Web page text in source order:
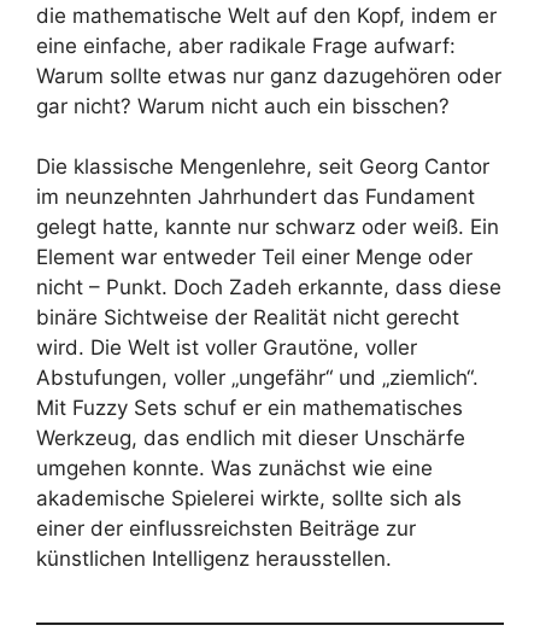
die mathematische Welt auf den Kopf, indem er
eine einfache, aber radikale Frage aufwarf:
Warum sollte etwas nur ganz dazugehören oder
gar nicht? Warum nicht auch ein bisschen?
Die klassische Mengenlehre, seit Georg Cantor
im neunzehnten Jahrhundert das Fundament
gelegt hatte, kannte nur schwarz oder weiß. Ein
Element war entweder Teil einer Menge oder
nicht – Punkt. Doch Zadeh erkannte, dass diese
binäre Sichtweise der Realität nicht gerecht
wird. Die Welt ist voller Grautöne, voller
Abstufungen, voller „ungefähr“ und „ziemlich“.
Mit Fuzzy Sets schuf er ein mathematisches
Werkzeug, das endlich mit dieser Unschärfe
umgehen konnte. Was zunächst wie eine
akademische Spielerei wirkte, sollte sich als
einer der einflussreichsten Beiträge zur
künstlichen Intelligenz herausstellen.